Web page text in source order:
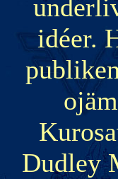
idéer.
Dudley